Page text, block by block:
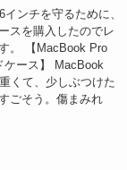
ンチを守るために、
スを購入したのでレ
。 【MacBook Pro
ケース】 MacBook
くて、少しぶつけた
ごそう。傷まみれ